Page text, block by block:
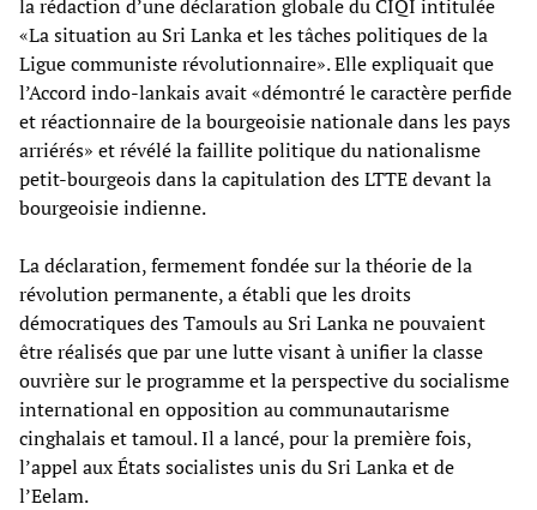
la rédaction d’une déclaration globale du CIQI intitulée
«La situation au Sri Lanka et les tâches politiques de la
Ligue communiste révolutionnaire». Elle expliquait que
l’Accord indo-lankais avait «démontré le caractère perfide
et réactionnaire de la bourgeoisie nationale dans les pays
arriérés» et révélé la faillite politique du nationalisme
petit-bourgeois dans la capitulation des LTTE devant la
bourgeoisie indienne.
La déclaration, fermement fondée sur la théorie de la
révolution permanente, a établi que les droits
démocratiques des Tamouls au Sri Lanka ne pouvaient
être réalisés que par une lutte visant à unifier la classe
ouvrière sur le programme et la perspective du socialisme
international en opposition au communautarisme
cinghalais et tamoul. Il a lancé, pour la première fois,
l’appel aux États socialistes unis du Sri Lanka et de
l’Eelam.